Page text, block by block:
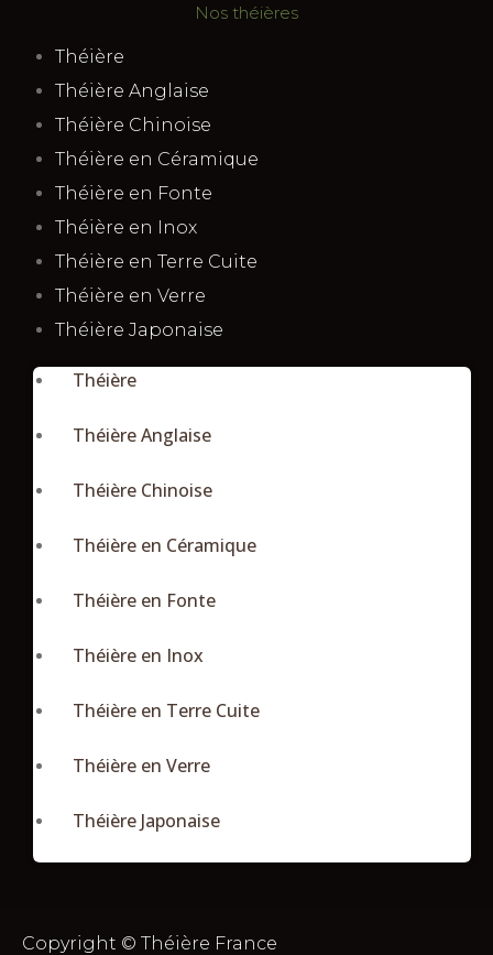
Nos théières
Théière
Théière Anglaise
Théière Chinoise
Théière en Céramique
Théière en Fonte
Théière en Inox
Théière en Terre Cuite
Théière en Verre
Théière Japonaise
Théière
Théière Anglaise
Théière Chinoise
Théière en Céramique
Théière en Fonte
Théière en Inox
Théière en Terre Cuite
Théière en Verre
Théière Japonaise
Copyright © Théière France